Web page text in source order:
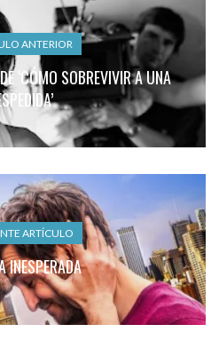
ANTERIOR
‘CÓMO SOBREVIVIR A UNA
ARTÍCULO
INESPERADA